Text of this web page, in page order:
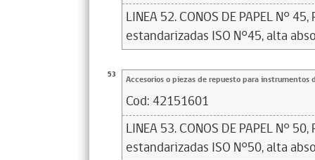
LINEA 52. CONOS DE PAPEL N°
estandarizadas ISO N°45, alta
53 Accesorios o piezas de repuesto para instrumentos
Cod: 42151601
LINEA 53. CONOS DE PAPEL N°
estandarizadas ISO N°50, alta